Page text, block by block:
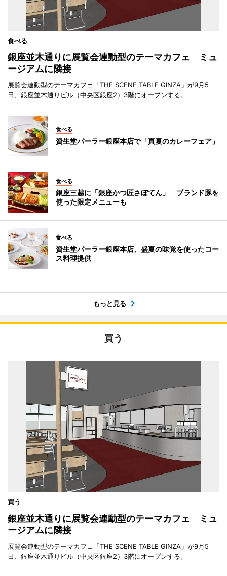
食べる
銀座並木通りに展覧会連動型のテーマカフェ ミュ
ージアムに隣接
展覧会連動型のテーマカフェ「THE SCENE TABLE GINZA」が9月5
日、銀座並木通りビル（中央区銀座2）3階にオープンする。
食べる
資生堂パーラー銀座本店で「真夏のカレーフェア」
食べる
銀座三越に「銀座かつ匠さぼてん」 ブランド豚を
使った限定メニューも
食べる
資生堂パーラー銀座本店、盛夏の味覚を使ったコー
ス料理提供
もっと見る
買う
買う
銀座並木通りに展覧会連動型のテーマカフェ ミュ
ージアムに隣接
展覧会連動型のテーマカフェ「THE SCENE TABLE GINZA」が9月5
日、銀座並木通りビル（中央区銀座2）3階にオープンする。